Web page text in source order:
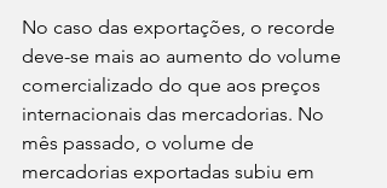
No caso das exportações, o recorde
deve-se mais ao aumento do volume
comercializado do que aos preços
internacionais das mercadorias. No
mês passado, o volume de
mercadorias exportadas subiu em